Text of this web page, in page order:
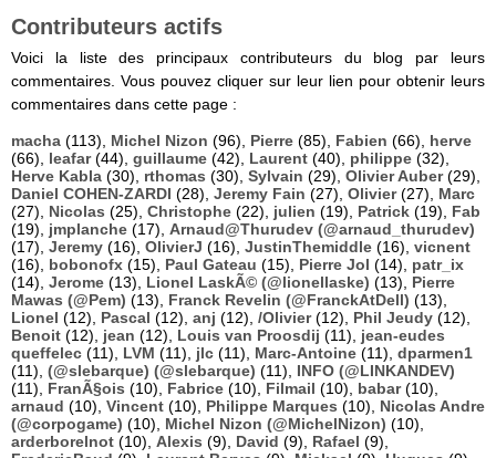
Contributeurs actifs
Voici la liste des principaux contributeurs du blog par leurs
commentaires. Vous pouvez cliquer sur leur lien pour obtenir leurs
commentaires dans cette page :
macha (113), Michel Nizon (96), Pierre (85), Fabien (66), herve
(66), leafar(44), guillaume (42), Laurent (40), philippe (32),
Herve Kabla (30), rthomas (30), Sylvain (29), Olivier Auber(29),
Daniel COHEN-ZARDI (28), Jeremy Fain (27), Olivier(27), Marc
(27), Nicolas (25), Christophe (22), julien (19), Patrick (19), Fab
(19), jmplanche (17), Arnaud@Thurudev (@arnaud_thurudev)
(17), Jeremy (16), OlivierJ (16), JustinThemiddle (16), vicnent
(16), bobonofx (15), Paul Gateau (15), Pierre Jol (14), patr_ix
(14), Jerome (13), Lionel LaskÃ© (@lionellaske) (13), Pierre
Mawas (@Pem) (13), Franck Revelin (@FranckAtDell) (13),
Lionel (12), Pascal (12), anj (12), /Olivier(12), Phil Jeudy (12),
Benoit (12), jean (12), Louis van Proosdij (11), jean-eudes
queffelec (11), LVM (11), jlc (11), Marc-Antoine (11), dparmen1
(11), (@slebarque) (@slebarque) (11), INFO (@LINKANDEV)
(11), FranÃ§ois (10), Fabrice (10), Filmail (10), babar(10),
arnaud (10), Vincent (10), Philippe Marques (10), Nicolas Andre
(@corpogame) (10), Michel Nizon (@MichelNizon) (10),
arderborelnot (10), Alexis (9), David (9), Rafael (9),